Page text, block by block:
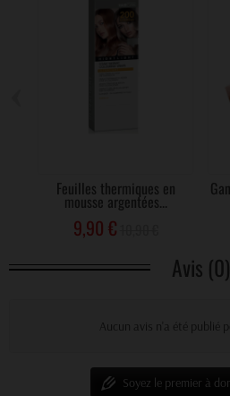
Feuilles thermiques en
mousse argentées...
9,90 €
Avis (0)
Aucun avis n'a été publié
Soyez le premier à